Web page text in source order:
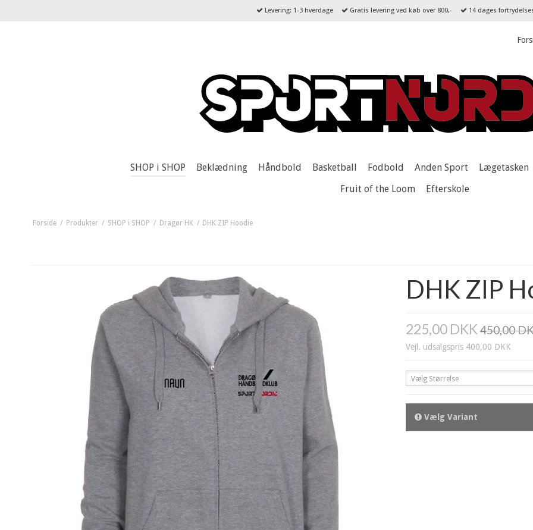
Levering: 1-3 hverdage Gratis levering ved køb over 800,- 14 dages
SHOP i SHOP Beklædning Håndbold Basketball Fodbold Anden Sport Lægetasken
Fruit of the Loom
Efterskole
Forside / Produkter / SHOP i SHOP / Dragør HK / DHK ZIP Hoodie
DHK ZIP
225,00 DKK 450,00
Vejl. udsalgspris 400,00 DKK
Vælg Størrelse
Vælg Variant